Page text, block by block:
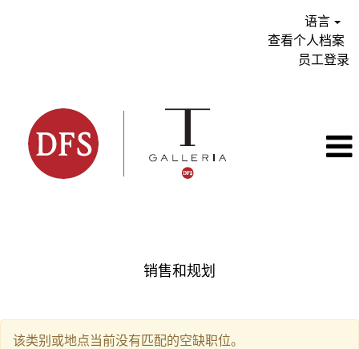
语言
查看个人档案
员工登录
销售和规划
该类别或地点当前没有匹配的空缺职位。